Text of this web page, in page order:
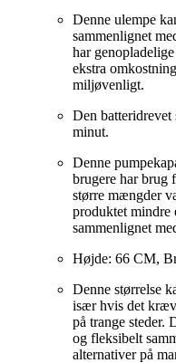
Denne ulempe
sammenlignet
har
ekstra
miljøvenligt.
Den batteridrevet
minut.
Denne
brugere har brug
større mængder
produktet
sammenlignet
Højde: 66 CM,
Denne størrelse
især hvis det
på trange steder.
og fleksibelt
alternativer på